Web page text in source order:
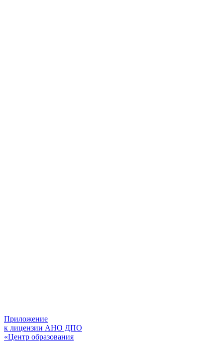
Приложение
к лицензии АНО ДПО
«Центр образования